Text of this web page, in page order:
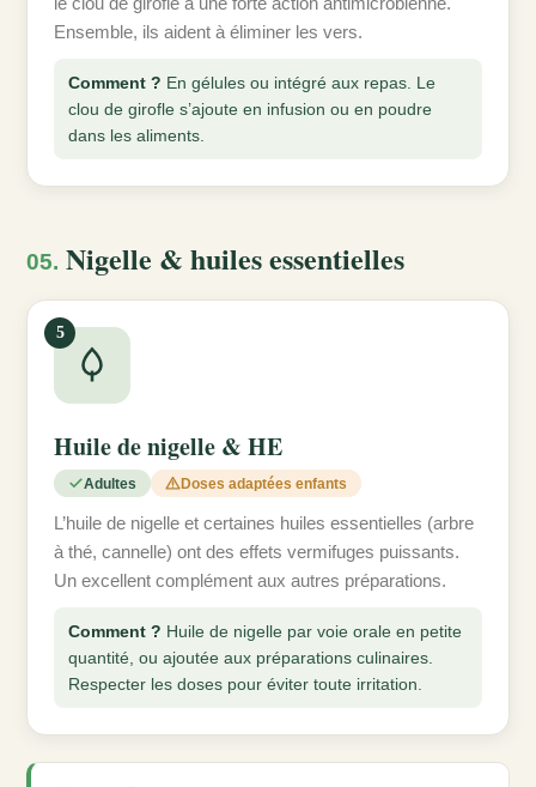
Ensemble, ils aident à éliminer les vers.
Comment ? En gélules ou intégré aux repas. Le
clou de girofle s’ajoute en infusion ou en poudre
dans les aliments.
05. Nigelle & huiles essentielles
5
Huile de nigelle & HE
Adultes Doses adaptées enfants
L’huile de nigelle et certaines huiles essentielles (arbre
à thé, cannelle) ont des effets vermifuges puissants.
Un excellent complément aux autres préparations.
Comment ? Huile de nigelle par voie orale en petite
quantité, ou ajoutée aux préparations culinaires.
Respecter les doses pour éviter toute irritation.